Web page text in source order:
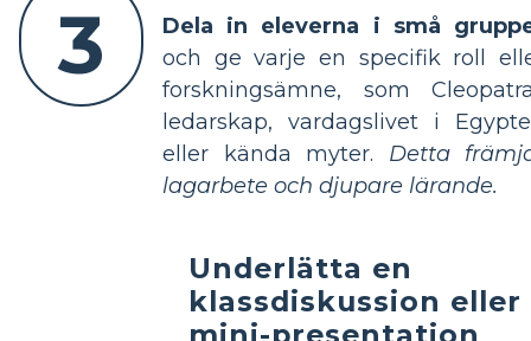
3
Dela in eleverna i små
och ge varje en specifik roll
forskningsämne, som
ledarskap, vardagslivet i
eller kända myter. Detta
lagarbete och djupare lärande.
Underlätta en
klassdiskussion eller